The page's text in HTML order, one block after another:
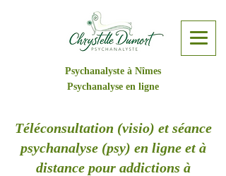
Psychanalyste à Nîmes
Psychanalyse en ligne
Téléconsultation (visio) et séance
psychanalyse (psy) en ligne et à
distance pour addictions à